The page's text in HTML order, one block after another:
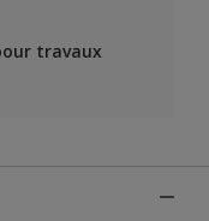
travaux